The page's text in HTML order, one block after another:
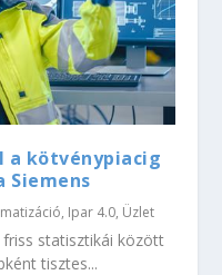
a kötvénypiacig
Siemens
, Ipar 4.0, Üzlet
friss statisztikái között
tisztes...